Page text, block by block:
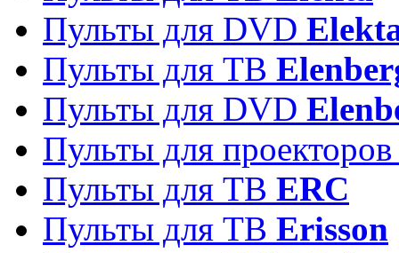
Пульты для DVD
Пульты для ТВ
Пульты для DVD
Пульты для
Пульты для ТВ ERC
Пульты для ТВ Erisson